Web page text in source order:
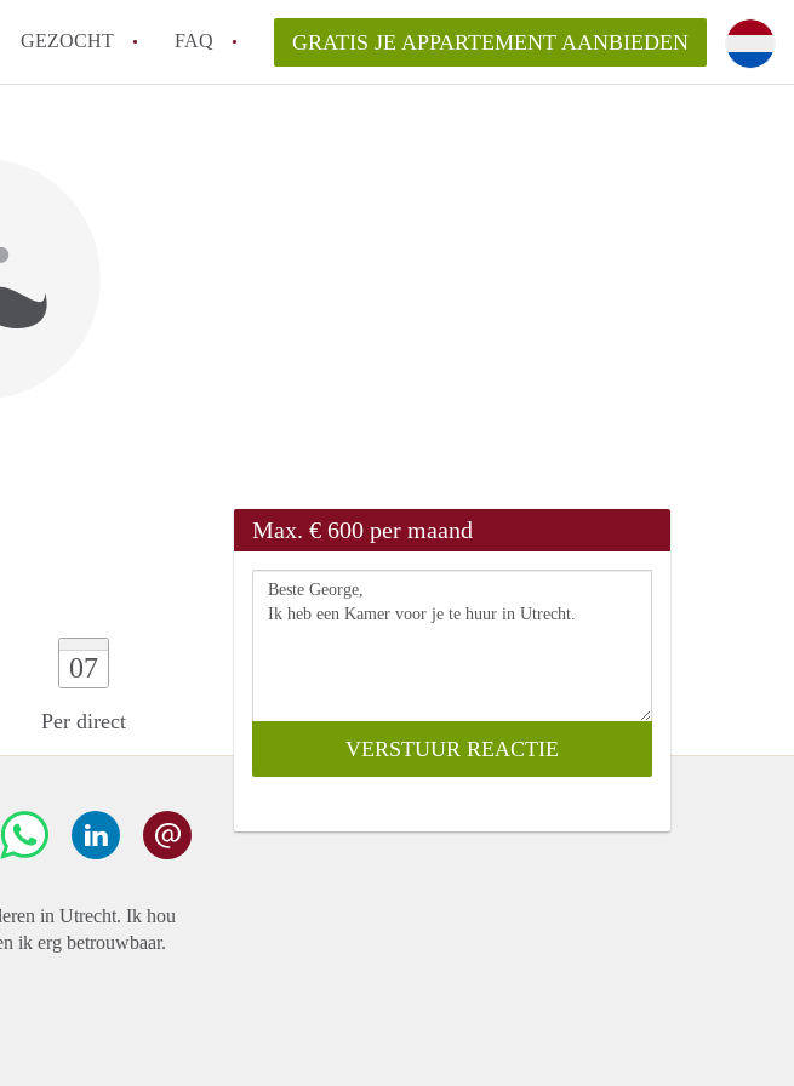
GEZOCHT FAQ
AppartementenUtrecht
bemiddelingsvergoeding?
verantwoordelijk voor het aangeboden
GRATIS JE APPARTEMENT AANBIEDEN
07
Per direct
Max. € 600 per maand
in Utrecht. Ik hou
ik erg betrouwbaar.